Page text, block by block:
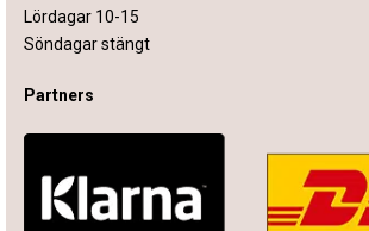
Lördagar 10-15
Söndagar stängt
Partners